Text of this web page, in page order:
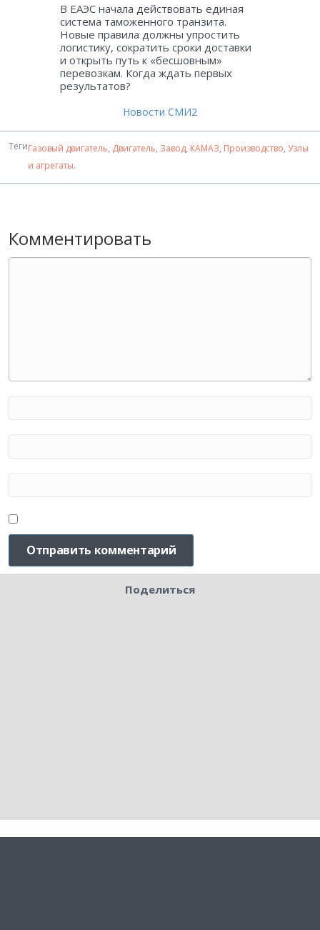
В ЕАЭС начала действовать единая
система таможенного транзита.
Новые правила должны упростить
логистику, сократить сроки доставки
и открыть путь к «бесшовным»
перевозкам. Когда ждать первых
результатов?
Новости СМИ2
ТегиГазовый двигатель, Двигатель, Завод, КАМАЗ, Производство, Узлы
и агрегаты.
Комментировать
Поделиться